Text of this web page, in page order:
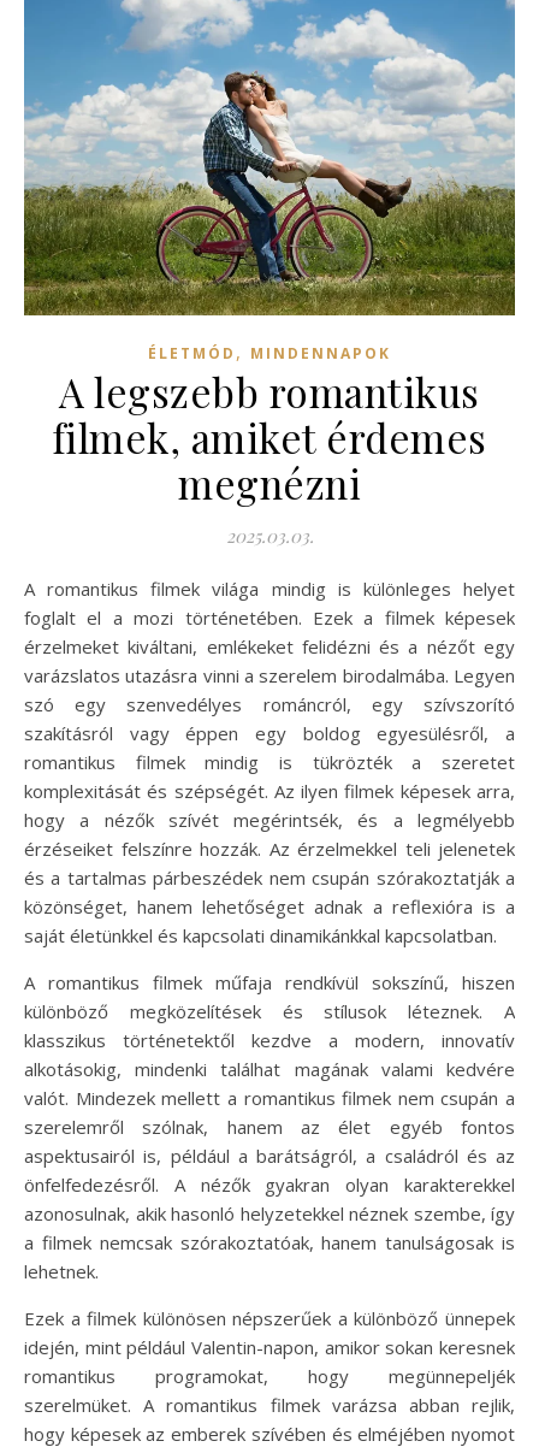
ÉLETMÓD , MINDENNAPOK
A legszebb romantikus
filmek, amiket érdemes
megnézni
2025.03.03.
A romantikus filmek világa mindig is különleges helyet
foglalt el a mozi történetében. Ezek a filmek képesek
érzelmeket kiváltani, emlékeket felidézni és a nézőt egy
varázslatos utazásra vinni a szerelem birodalmába. Legyen
szó egy szenvedélyes románcról, egy szívszorító
szakításról vagy éppen egy boldog egyesülésről, a
romantikus filmek mindig is tükrözték a szeretet
komplexitását és szépségét. Az ilyen filmek képesek arra,
hogy a nézők szívét megérintsék, és a legmélyebb
érzéseiket felszínre hozzák. Az érzelmekkel teli jelenetek
és a tartalmas párbeszédek nem csupán szórakoztatják a
közönséget, hanem lehetőséget adnak a reflexióra is a
saját életünkkel és kapcsolati dinamikánkkal kapcsolatban.
A romantikus filmek műfaja rendkívül sokszínű, hiszen
különböző megközelítések és stílusok léteznek. A
klasszikus történetektől kezdve a modern, innovatív
alkotásokig, mindenki találhat magának valami kedvére
valót. Mindezek mellett a romantikus filmek nem csupán a
szerelemről szólnak, hanem az élet egyéb fontos
aspektusairól is, például a barátságról, a családról és az
önfelfedezésről. A nézők gyakran olyan karakterekkel
azonosulnak, akik hasonló helyzetekkel néznek szembe, így
a filmek nemcsak szórakoztatóak, hanem tanulságosak is
lehetnek.
Ezek a filmek különösen népszerűek a különböző ünnepek
idején, mint például Valentin-napon, amikor sokan keresnek
romantikus programokat, hogy megünnepeljék
szerelmüket. A romantikus filmek varázsa abban rejlik,
hogy képesek az emberek szívében és elméjében nyomot